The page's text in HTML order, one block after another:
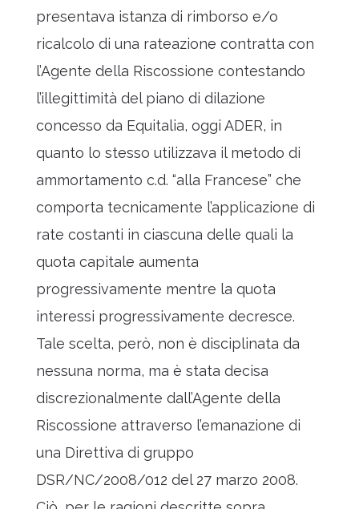
presentava istanza di rimborso e/o
ricalcolo di una rateazione contratta con
l’Agente della Riscossione contestando
l’illegittimità del piano di dilazione
concesso da Equitalia, oggi ADER, in
quanto lo stesso utilizzava il metodo di
ammortamento c.d. “alla Francese” che
comporta tecnicamente l’applicazione di
rate costanti in ciascuna delle quali la
quota capitale aumenta
progressivamente mentre la quota
interessi progressivamente decresce.
Tale scelta, però, non è disciplinata da
nessuna norma, ma è stata decisa
discrezionalmente dall’Agente della
Riscossione attraverso l’emanazione di
una Direttiva di gruppo
DSR/NC/2008/012 del 27 marzo 2008.